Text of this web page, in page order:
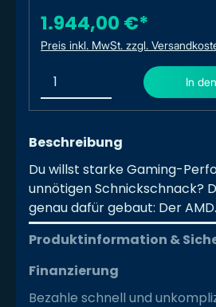
1.944,00 €*
Preis inkl. MwSt. zzgl.
In
Beschreibung
Du willst starke Gaming-
unnötigen Schnickschnack?
genau dafür gebaut: Der
Produktinformation &
Finanzierung
Bezahle schnell und